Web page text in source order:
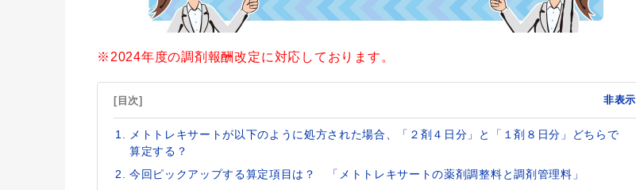
※2024年度の調剤報酬改定に対応しております。
[目次] 非表示
メトトレキサートが以下のように処方された場合、「２剤４日分」と「１剤８日分」どちらで
算定する？
今回ピックアップする算定項目は？ 「メトトレキサートの薬剤調整料と調剤管理料」